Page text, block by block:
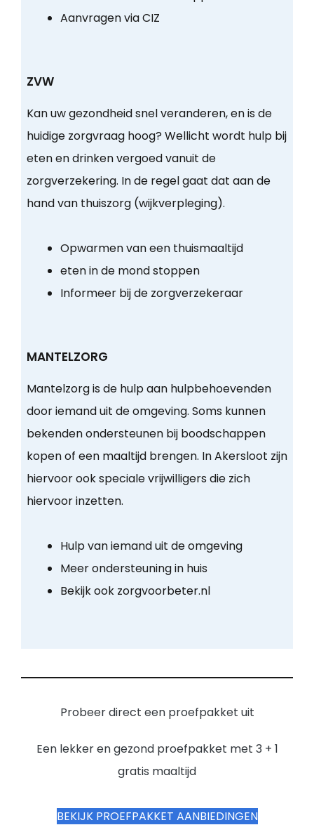
Aanvragen via CIZ
ZVW
Kan uw gezondheid snel veranderen, en is de
huidige zorgvraag hoog? Wellicht wordt hulp bij
eten en drinken vergoed vanuit de
zorgverzekering. In de regel gaat dat aan de
hand van thuiszorg (wijkverpleging).
Opwarmen van een thuismaaltijd
eten in de mond stoppen
Informeer bij de zorgverzekeraar
MANTELZORG
Mantelzorg is de hulp aan hulpbehoevenden
door iemand uit de omgeving. Soms kunnen
bekenden ondersteunen bij boodschappen
kopen of een maaltijd brengen. In Akersloot zijn
hiervoor ook speciale vrijwilligers die zich
hiervoor inzetten.
Hulp van iemand uit de omgeving
Meer ondersteuning in huis
Bekijk ook zorgvoorbeter.nl
Probeer direct een proefpakket uit
Een lekker en gezond proefpakket met 3 + 1
gratis maaltijd
BEKIJK PROEFPAKKET AANBIEDINGEN